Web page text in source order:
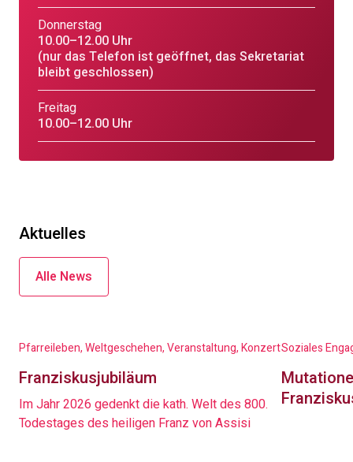
Donnerstag
10.00–12.00 Uhr
(nur das Telefon ist geöffnet, das Sekretariat
bleibt geschlossen)
Freitag
10.00–12.00 Uhr
Aktuelles
Alle News
Pfarreileben, Weltgeschehen, Veranstaltung, Konzert
Franziskusjubiläum
Im Jahr 2026 gedenkt die kath. Welt des 800.
Todestages des heiligen Franz von Assisi
Soziales